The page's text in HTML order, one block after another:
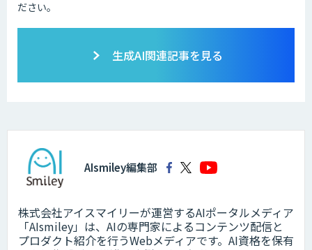
ださい。
生成AI関連記事を見る
AIsmiley編集部
株式会社アイスマイリーが運営するAIポータルメディア
「AIsmiley」は、AIの専門家によるコンテンツ配信と
プロダクト紹介を行うWebメディアです。AI資格を保有